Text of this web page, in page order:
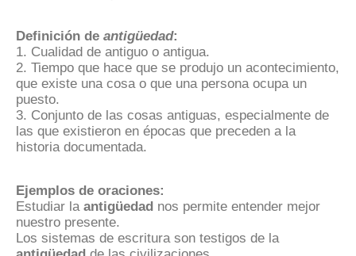
Definición de antigüedad:
1. Cualidad de antiguo o antigua.
2. Tiempo que hace que se produjo un acontecimiento,
que existe una cosa o que una persona ocupa un
puesto.
3. Conjunto de las cosas antiguas, especialmente de
las que existieron en épocas que preceden a la
historia documentada.
Ejemplos de oraciones:
Estudiar la antigüedad nos permite entender mejor
nuestro presente.
Los sistemas de escritura son testigos de la